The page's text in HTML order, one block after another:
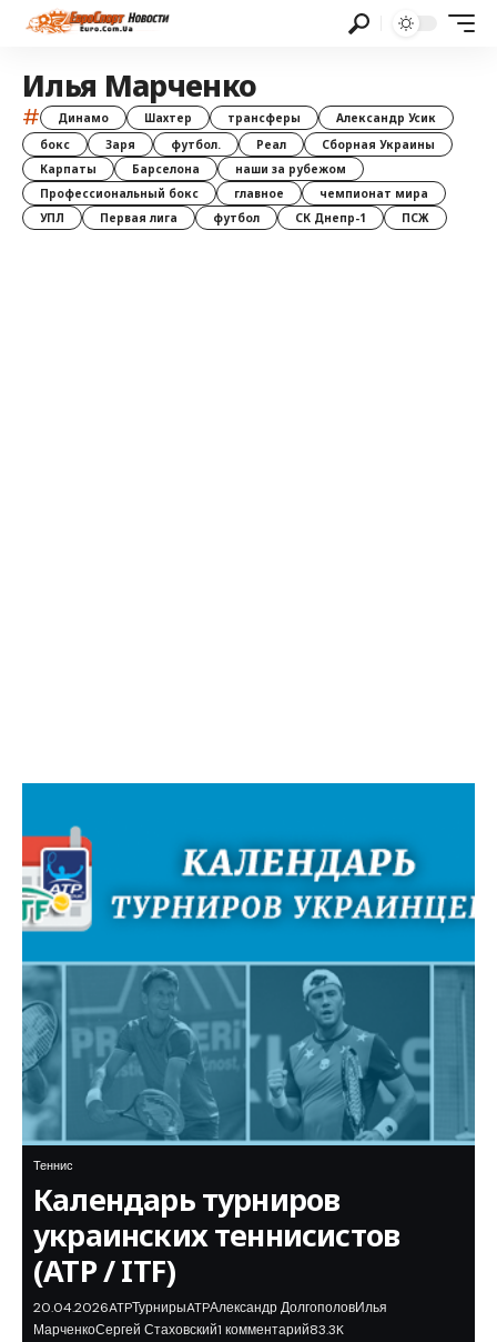
Илья Марченко
# Динамо Шахтер трансферы
Александр Усик
бокс
Заря футбол. Реал
Сборная Украины
Карпаты
Барселона
наши за рубежом
Профессиональный бокс
главное
чемпионат мира
УПЛ
Первая лига футбол СК Днепр-1 ПСЖ
Теннис
Календарь турниров
украинских теннисистов
(ATP / ITF)
20.04.2026ATPТурнирыATPАлександр ДолгополовИлья
МарченкоСергей Стаховский1 комментарий83.3K